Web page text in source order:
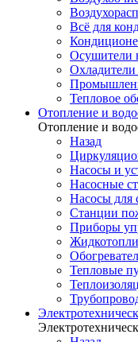
Всё для
Осушители
Охладители
Тепловое
Отопление и
Отопление и
Назад
Насосы и
Насосные
Насосы для
Станции
Приборы
Тепловые